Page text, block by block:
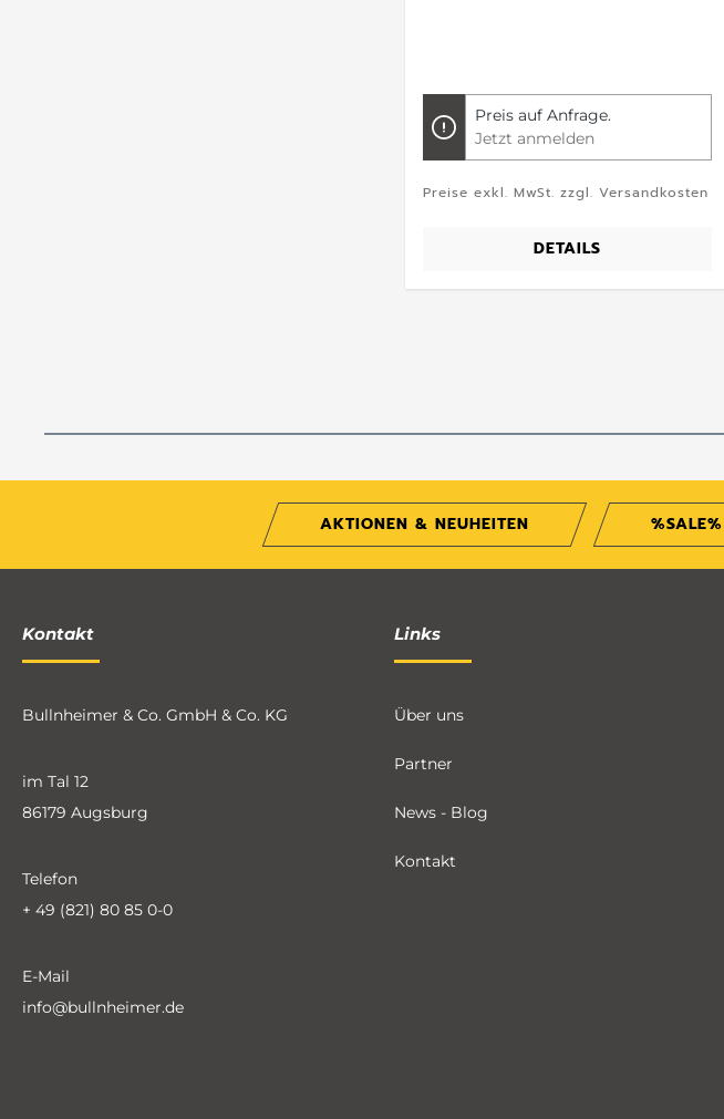
Preis auf Anfrage.
Jetzt anmelden
Preise exkl. MwSt. zzgl. Versandkosten
DETAILS
AKTIONEN & NEUHEITEN %SALE%
Kontakt
Bullnheimer & Co. GmbH & Co. KG
im Tal 12
86179 Augsburg
Telefon
+ 49 (821) 80 85 0-0
E-Mail
info@bullnheimer.de
Links
Über uns
Partner
News - Blog
Kontakt